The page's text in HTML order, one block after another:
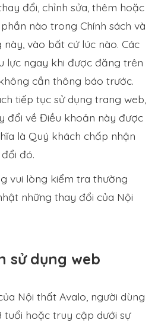
đổi, chỉnh sửa, thêm hoặc
nào trong Chính sách và
này, vào bất cứ lúc nào. Các
lực ngay khi được đăng trên
cần thông báo trước.
tiếp tục sử dụng trang web,
đổi về Điều khoản này được
là Quý khách chấp nhận
đó.
vui lòng kiểm tra thường
những thay đổi của Nội
sử dụng web
Nội thất Avalo, người dùng
tuổi hoặc truy cập dưới sự